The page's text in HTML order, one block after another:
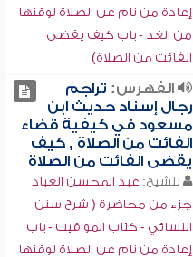
إعادة من نام عن الصلاة لوقتها
من الغد - باب كيف يقضي
الفائت من الصلاة)
الفهرس: تراجم
رجال إسناد حديث ابن
مسعود في كيفية قضاء
الفائت من الصلاة , كيف
يقضى الفائت من الصلاة
للشيخ: عبد المحسن العباد
جزء من محاضرة ( شرح سنن
النسائي - كتاب المواقيت - باب
إعادة من نام عن الصلاة لوقتها